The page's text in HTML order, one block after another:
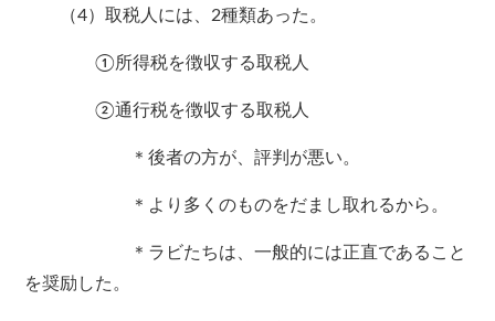
（4）取税人には、2種類あった。
①所得税を徴収する取税人
②通行税を徴収する取税人
＊後者の方が、評判が悪い。
＊より多くのものをだまし取れるから。
＊ラビたちは、一般的には正直であること
を奨励した。